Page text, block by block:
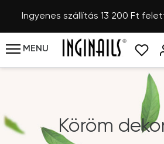
Ingyenes szállítás 13 200 Ft
MENU
Köröm